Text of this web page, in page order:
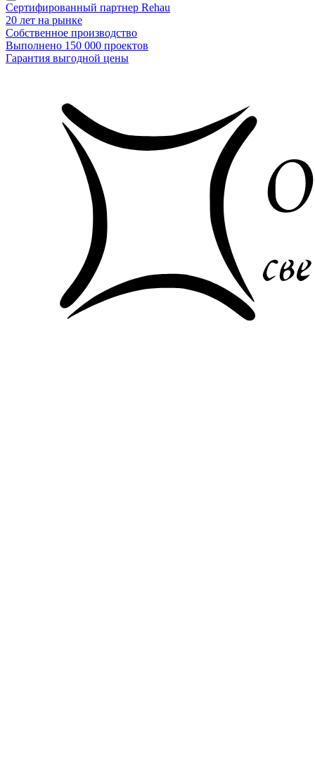
Сертифированный партнер Rehau
20 лет на рынке
Собственное производство
Выполнено 150 000 проектов
Гарантия выгодной цены